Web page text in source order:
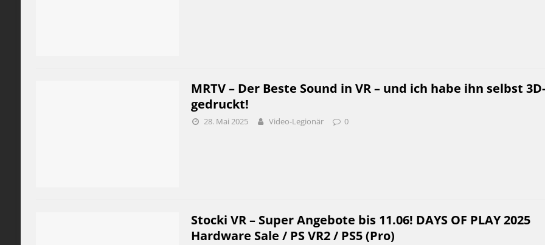
MRTV – Der Beste Sound in VR – und ich habe ihn selbst 3D-
gedruckt!
28. Mai 2025 Video-Legionär 0
Stocki VR – Super Angebote bis 11.06! DAYS OF PLAY 2025
Hardware Sale / PS VR2 / PS5 (Pro)